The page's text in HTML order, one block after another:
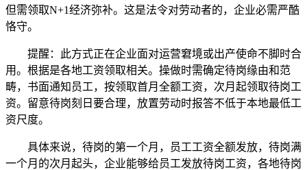
但需领取N+1经济弥补。这是法令对劳动者的，企业必需严酷
恪守。
提醒：此方式正在企业面对运营窘境或出产使命不脚时合
用。根据是各地工资领取相关。操做时需确定待岗缘由和范
畴，书面通知员工，按领取首月全额工资，次月起领取待岗工
资。留意待岗刻日要合理，放置劳动时报答不低于本地最低工
资尺度。
具体来说，待岗的第一个月，员工工资全额发放，待岗满
一个月的次月起头，企业能够给员工发放待岗工资，各地待岗